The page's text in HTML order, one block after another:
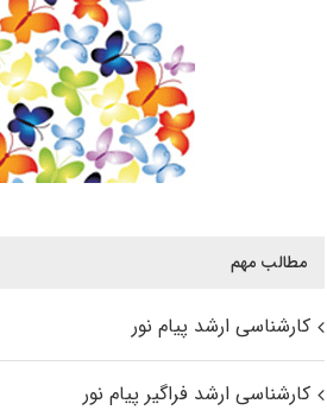
مطالب مهم
کارشناسی ارشد پیام نور
کارشناسی ارشد فراگیر پیام نور